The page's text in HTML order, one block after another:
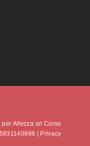
Altezza srl Corso
|
Privacy